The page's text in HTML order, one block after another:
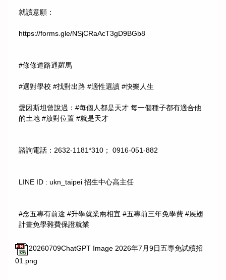
就讀意願：
https://forms.gle/NSjCRaAcT3gD9BGb8
#條條道路通羅馬
#選對學校 #找對出路 #適性選讀 #快樂人生
愛因斯坦曾說過：#每個人都是天才 每一個種子都有適合他
的土地 #放對位置 #就是天才
諮詢電話：2632-1181*310； 0916-051-882
LINE ID : ukn_taipei 招生中心高主任
#念五專有前途 #升學就業兩相宜 #五專前三年免學費 #展翅
計畫免學雜費保證就業
20260709ChatGPT Image 2026年7月9日五專免試續招
01.png